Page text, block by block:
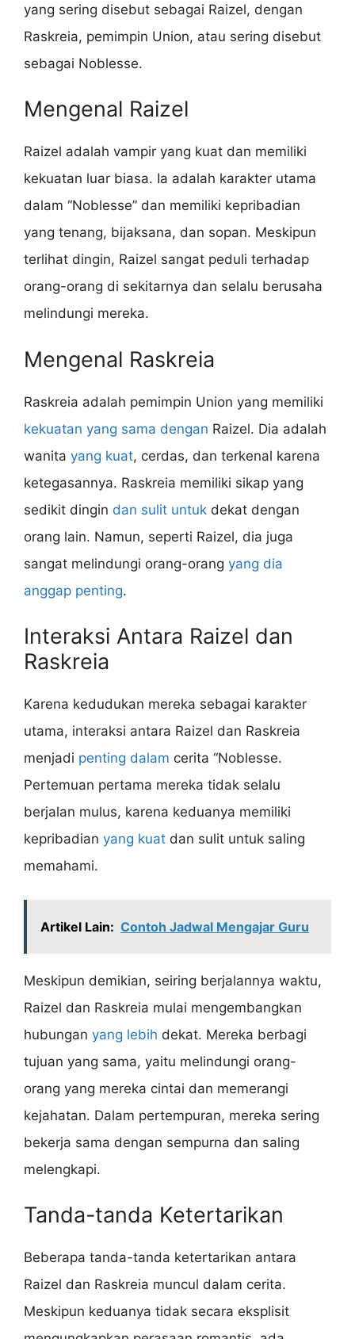
yang sering disebut sebagai Raizel, dengan
Raskreia, pemimpin Union, atau sering disebut
sebagai Noblesse.
Mengenal Raizel
Raizel adalah vampir yang kuat dan memiliki
kekuatan luar biasa. Ia adalah karakter utama
dalam “Noblesse” dan memiliki kepribadian
yang tenang, bijaksana, dan sopan. Meskipun
terlihat dingin, Raizel sangat peduli terhadap
orang-orang di sekitarnya dan selalu berusaha
melindungi mereka.
Mengenal Raskreia
Raskreia adalah pemimpin Union yang memiliki
kekuatan yang sama dengan Raizel. Dia adalah
wanita yang kuat, cerdas, dan terkenal karena
ketegasannya. Raskreia memiliki sikap yang
sedikit dingin dan sulit untuk dekat dengan
orang lain. Namun, seperti Raizel, dia juga
sangat melindungi orang-orang yang dia
anggap penting.
Interaksi Antara Raizel dan
Raskreia
Karena kedudukan mereka sebagai karakter
utama, interaksi antara Raizel dan Raskreia
menjadi penting dalam cerita “Noblesse.
Pertemuan pertama mereka tidak selalu
berjalan mulus, karena keduanya memiliki
kepribadian yang kuat dan sulit untuk saling
memahami.
Artikel Lain: Contoh Jadwal Mengajar Guru
Meskipun demikian, seiring berjalannya waktu,
Raizel dan Raskreia mulai mengembangkan
hubungan yang lebih dekat. Mereka berbagi
tujuan yang sama, yaitu melindungi orang-
orang yang mereka cintai dan memerangi
kejahatan. Dalam pertempuran, mereka sering
bekerja sama dengan sempurna dan saling
melengkapi.
Tanda-tanda Ketertarikan
Beberapa tanda-tanda ketertarikan antara
Raizel dan Raskreia muncul dalam cerita.
Meskipun keduanya tidak secara eksplisit